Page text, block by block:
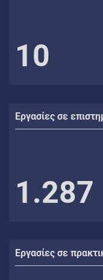
10
Εργασίες σε
1.287
Εργασίες σε